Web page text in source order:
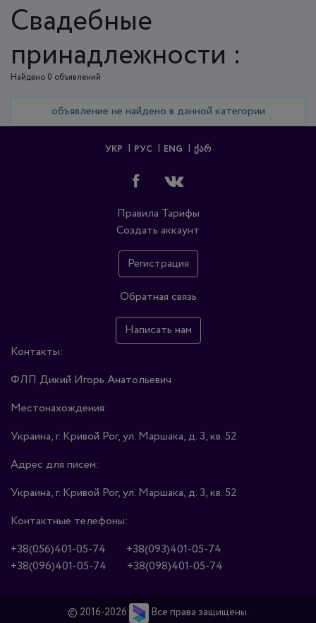
Свадебные
принадлежности :
Найдено 0 объявлений
объявление не найдено в данной категории
УКР РУС ENG ᲥᲐᲠ
Правила Тарифы
Создать аккаунт
Регистрация
Обратная связь
Написать нам
Контакты:
ФЛП Дикий Игорь Анатольевич
Местонахождения:
Украина, г. Кривой Рог, ул. Маршака, д. 3, кв. 52
Адрес для писем:
Украина, г. Кривой Рог, ул. Маршака, д. 3, кв. 52
Контактные телефоны:
+38(056)401-05-74
+38(093)401-05-74
+38(096)401-05-74
+38(098)401-05-74
© 2016-2026 Все права защищены.